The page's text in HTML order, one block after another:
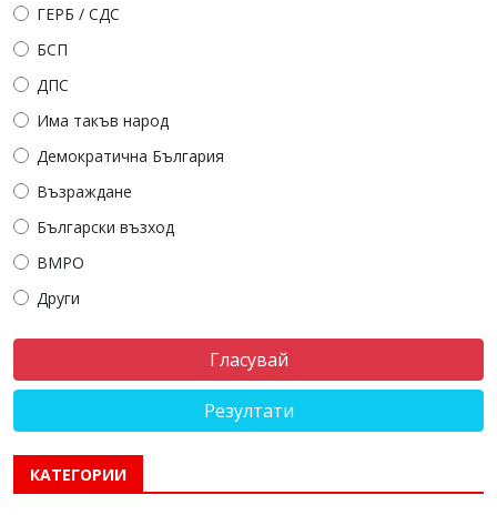
ГЕРБ / СДС
БСП
ДПС
Има такъв народ
Демократична България
Възраждане
Български възход
ВМРО
Други
Резултати
КАТЕГОРИИ